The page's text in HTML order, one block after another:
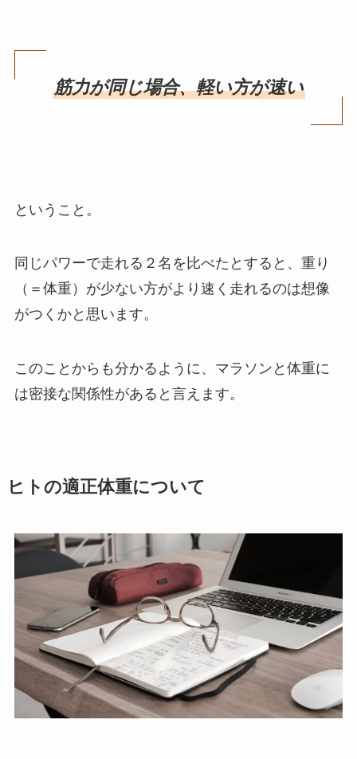
筋力が同じ場合、軽い方が速い
ということ。
同じパワーで走れる２名を比べたとすると、重り
（＝体重）が少ない方がより速く走れるのは想像
がつくかと思います。
このことからも分かるように、マラソンと体重に
は密接な関係性があると言えます。
ヒトの適正体重について